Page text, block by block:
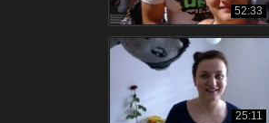
52:33
25:11